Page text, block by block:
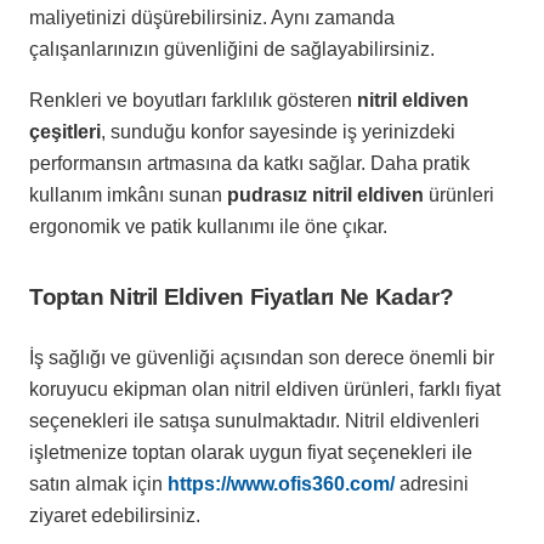
maliyetinizi düşürebilirsiniz. Aynı zamanda
çalışanlarınızın güvenliğini de sağlayabilirsiniz.
Renkleri ve boyutları farklılık gösteren nitril eldiven
çeşitleri, sunduğu konfor sayesinde iş yerinizdeki
performansın artmasına da katkı sağlar. Daha pratik
kullanım imkânı sunan pudrasız nitril eldiven ürünleri
ergonomik ve patik kullanımı ile öne çıkar.
Toptan Nitril Eldiven Fiyatları Ne Kadar?
İş sağlığı ve güvenliği açısından son derece önemli bir
koruyucu ekipman olan nitril eldiven ürünleri, farklı fiyat
seçenekleri ile satışa sunulmaktadır. Nitril eldivenleri
işletmenize toptan olarak uygun fiyat seçenekleri ile
satın almak için https://www.ofis360.com/adresini
ziyaret edebilirsiniz.